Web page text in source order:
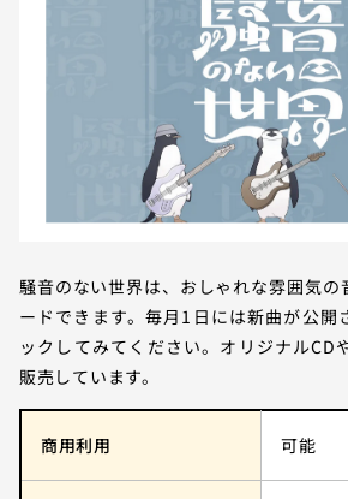
騒音のない世界は、おしゃれな雰囲気の
ードできます。毎月1日には新曲が公開
ックしてみてください。オリジナルCD
販売しています。
商用利用 可能